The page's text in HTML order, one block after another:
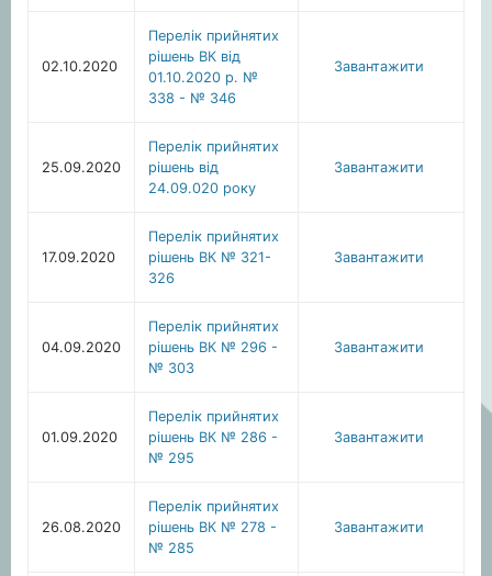
02.10.2020
Перелік прийнятих
рішень ВК від
01.10.2020 р. №
338 - № 346
Завантажити
25.09.2020
Перелік прийнятих
рішень від
24.09.020 року
Завантажити
17.09.2020
Перелік прийнятих
рішень ВК № 321-
326
Завантажити
04.09.2020
Перелік прийнятих
рішень ВК № 296 -
№ 303
Завантажити
01.09.2020
Перелік прийнятих
рішень ВК № 286 -
№ 295
Завантажити
26.08.2020
Перелік прийнятих
рішень ВК № 278 -
№ 285
Завантажити